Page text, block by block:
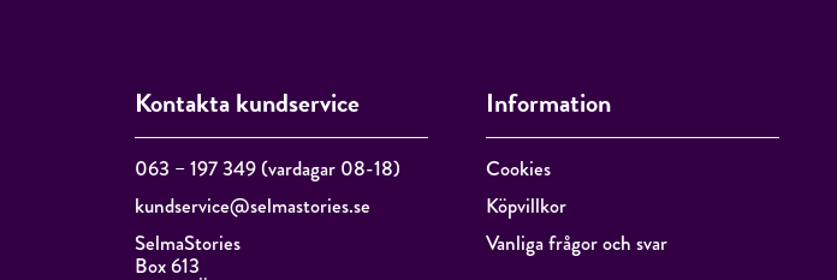
Kontakta kundservice
063 – 197 349 (vardagar 08-18)
kundservice@selmastories.se
SelmaStories
Box 613
Information
Cookies
Köpvillkor
Vanliga frågor och svar